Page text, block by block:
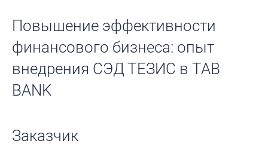
Повышение эффективности
финансового бизнеса: опыт
внедрения СЭД ТЕЗИС в TAB
BANK
Заказчик